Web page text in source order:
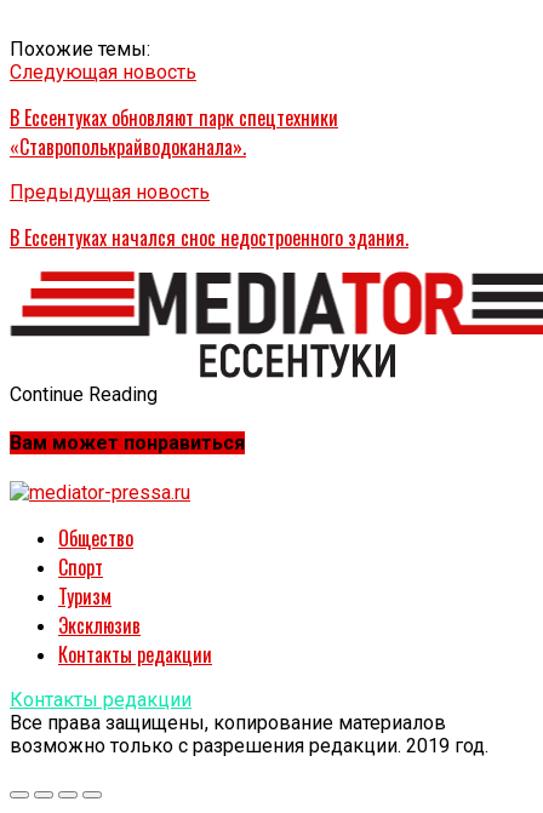
Похожие темы:
Следующая новость
В Ессентуках обновляют парк спецтехники
«Ставрополькрайводоканала».
Предыдущая новость
В Ессентуках начался снос недостроенного здания.
Continue Reading
Вам может понравиться
Общество
Спорт
Туризм
Эксклюзив
Контакты редакции
Контакты редакции
Все права защищены, копирование материалов
возможно только с разрешения редакции. 2019 год.